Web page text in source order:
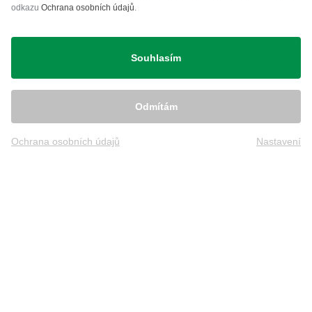
Přeprava
odkazu Ochrana osobních údajů.
Souhlasím
Odmítám
Ochrana osobních údajů Nastavení